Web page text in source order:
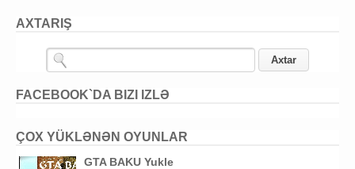
AXTARIŞ
FACEBOOK`DA BIZI IZLƏ
ÇOX YÜKLƏNƏN OYUNLAR
GTA BAKU Yukle